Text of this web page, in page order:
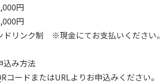
円
円
リンク制 ※現金にてお支払いください。
み方法
コードまたはURLよりお申込みください。